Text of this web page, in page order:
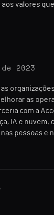
aos valores
2023
as
as
com a
IA e nuvem,
pessoas e